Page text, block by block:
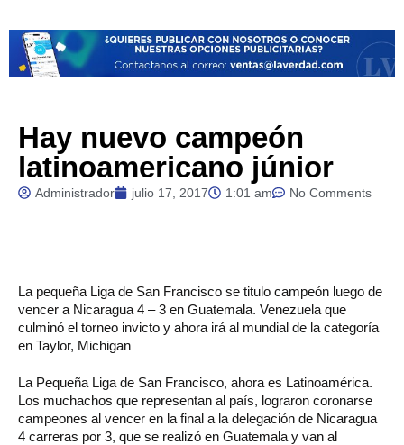
Hay nuevo campeón
latinoamericano júnior
Administrador julio 17, 2017 1:01 am No Comments
La pequeña Liga de San Francisco se titulo campeón luego de
vencer a Nicaragua 4 – 3 en Guatemala. Venezuela que
culminó el torneo invicto y ahora irá al mundial de la categoría
en Taylor, Michigan
La Pequeña Liga de San Francisco, ahora es Latinoamérica.
Los muchachos que representan al país, lograron coronarse
campeones al vencer en la final a la delegación de Nicaragua
4 carreras por 3, que se realizó en Guatemala y van al